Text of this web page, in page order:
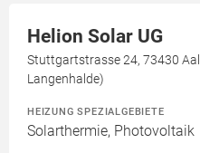
Helion Solar UG
Stuttgartstrasse 24, 73430
Langenhalde)
HEIZUNG SPEZIALGEBIETE
Solarthermie, Photovoltaik